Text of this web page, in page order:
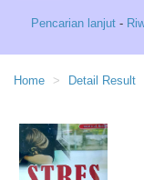
Pencarian lanjut -
Home Detail Result